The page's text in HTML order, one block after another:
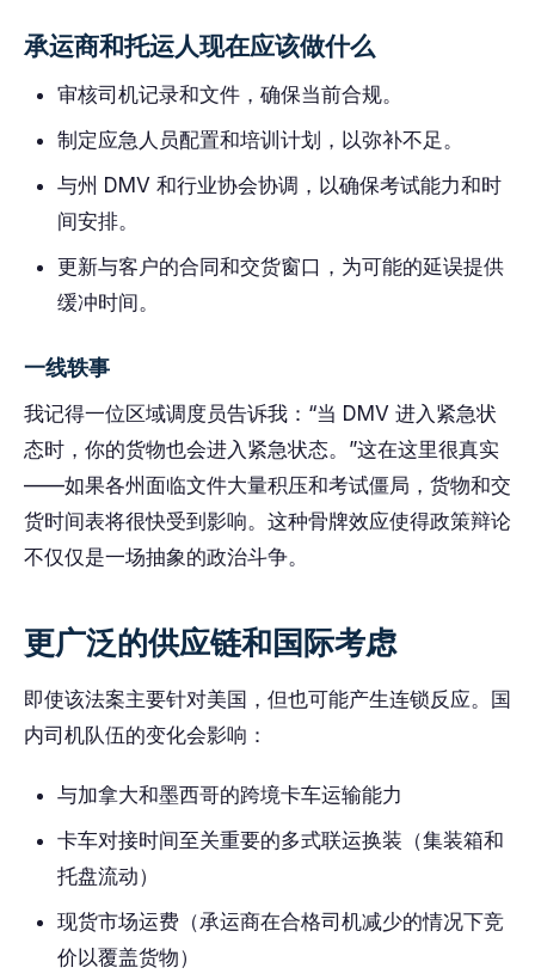
承运商和托运人现在应该做什么
审核司机记录和文件，确保当前合规。
制定应急人员配置和培训计划，以弥补不足。
与州 DMV 和行业协会协调，以确保考试能力和时
间安排。
更新与客户的合同和交货窗口，为可能的延误提供
缓冲时间。
一线轶事
我记得一位区域调度员告诉我：“当 DMV 进入紧急状
态时，你的货物也会进入紧急状态。”这在这里很真实
——如果各州面临文件大量积压和考试僵局，货物和交
货时间表将很快受到影响。这种骨牌效应使得政策辩论
不仅仅是一场抽象的政治斗争。
更广泛的供应链和国际考虑
即使该法案主要针对美国，但也可能产生连锁反应。国
内司机队伍的变化会影响：
与加拿大和墨西哥的跨境卡车运输能力
卡车对接时间至关重要的多式联运换装（集装箱和
托盘流动）
现货市场运费（承运商在合格司机减少的情况下竞
价以覆盖货物）